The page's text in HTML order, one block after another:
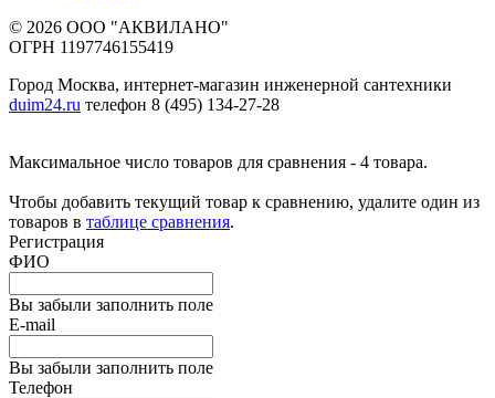
© 2026 ООО "АКВИЛАНО"
ОГРН 1197746155419
Город Москва, интернет-магазин инженерной сантехники
duim24.ru телефон 8 (495) 134-27-28
Максимальное число товаров для сравнения - 4 товара.
Чтобы добавить текущий товар к сравнению, удалите один из
товаров в таблице сравнения.
Регистрация
ФИО
Вы забыли заполнить поле
E-mail
Вы забыли заполнить поле
Телефон